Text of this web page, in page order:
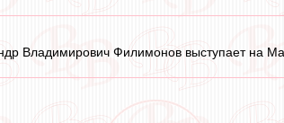
Владимирович Филимонов выступает на